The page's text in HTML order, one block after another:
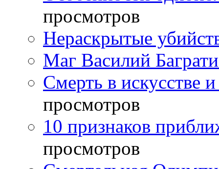
просмотров
Нераскрытые
Маг Василий
Смерть в искусстве
просмотров
10 признаков
просмотров